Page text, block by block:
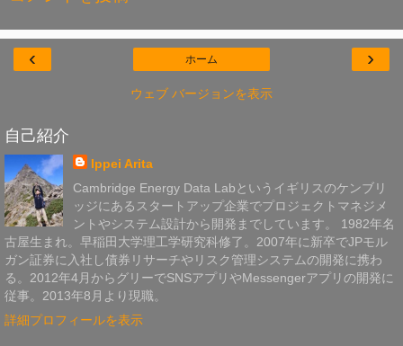
‹ ›
ホーム
ウェブ バージョンを表示
自己紹介
Ippei Arita
Cambridge Energy Data Labというイギリスのケンブリ
ッジにあるスタートアップ企業でプロジェクトマネジメ
ントやシステム設計から開発までしています。 1982年名
古屋生まれ。早稲田大学理工学研究科修了。2007年に新卒でJPモル
ガン証券に入社し債券リサーチやリスク管理システムの開発に携わ
る。2012年4月からグリーでSNSアプリやMessengerアプリの開発に
従事。2013年8月より現職。
詳細プロフィールを表示